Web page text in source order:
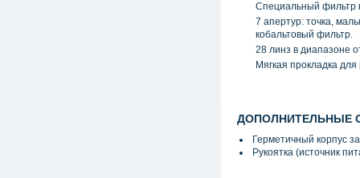
Специальный фильтр
7 апертур: точка,
кобальтовый фильтр.
28 линз в диапазоне
Мягкая прокладка
ДОПОЛНИТЕЛЬНЫЕ
Герметичный корпус
Рукоятка (источник